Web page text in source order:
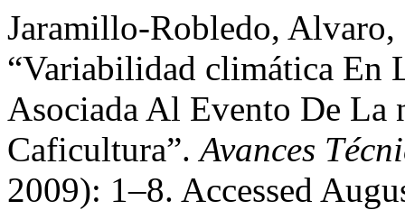
Jaramillo-Robledo,
“Variabilidad climática En
Asociada Al Evento De La
Caficultura”.Avances
2009): 1–8. Accessed